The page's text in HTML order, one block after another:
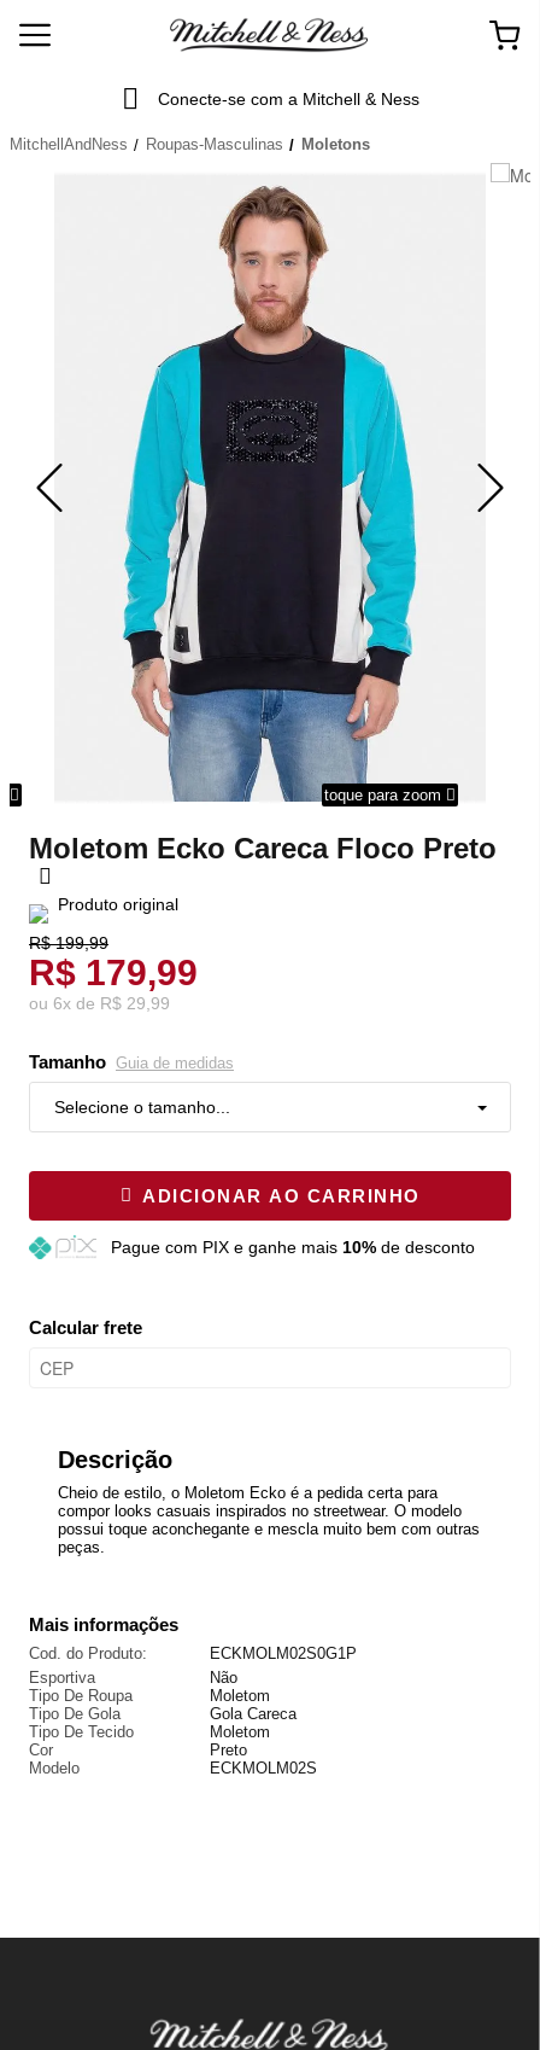
Conecte-se com a Mitchell & Ness
MitchellAndNess Roupas-Masculinas Moletons
toque para zoom
Moletom Ecko Careca Floco Preto
Produto original
R$ 199,99
R$ 179,99
ou 6x de R$ 29,99
Tamanho Guia de medidas
Selecione o tamanho...
ADICIONAR AO CARRINHO
Pague com PIX e ganhe mais 10%de desconto
Calcular frete
Descrição
Cheio de estilo, o Moletom Ecko é a pedida certa para
compor looks casuais inspirados no streetwear. O modelo
possui toque aconchegante e mescla muito bem com outras
peças.
Mais informações
Cod. do Produto:
ECKMOLM02S0G1P
Esportiva
Não
Tipo De Roupa
Moletom
Tipo De Gola
Gola Careca
Tipo De Tecido
Moletom
Cor
Preto
Modelo
ECKMOLM02S